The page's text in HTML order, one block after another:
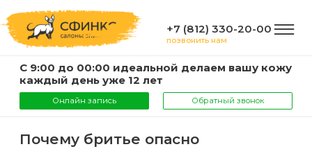
+7 (812) 330-20-00
позвонить нам
С 9:00 до 00:00 идеальной делаем вашу кожу
каждый день уже 12 лет
Онлайн запись Обратный звонок
ГЛАВНАЯ
Почему бритье опасно